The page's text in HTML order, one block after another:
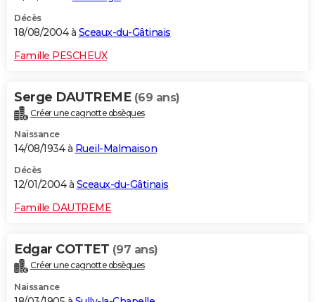
Décès
18/08/2004 à Sceaux-du-Gâtinais
Famille PESCHEUX
Serge DAUTREME (69 ans)
Créer une cagnotte obsèques
Naissance
14/08/1934 à Rueil-Malmaison
Décès
12/01/2004 à Sceaux-du-Gâtinais
Famille DAUTREME
Edgar COTTET (97 ans)
Créer une cagnotte obsèques
Naissance